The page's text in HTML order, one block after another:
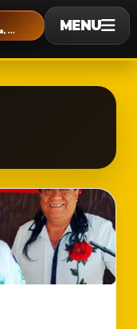
Armería, Colima MENU